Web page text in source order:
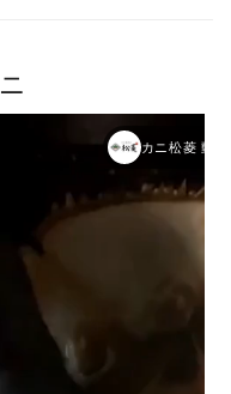
カニ松菱 動